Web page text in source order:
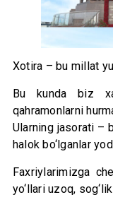
Xotira – bu millat
Bu kunda biz
qahramonlarni
Ularning jasorati –
halok bo‘lganlar
Faxriylarimizga
yo‘llari uzoq,